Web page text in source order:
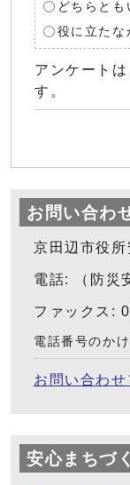
どちらとも
役に立たな
アンケート
す。
お問い合わ
京田辺市役
電話: （防災
ファックス:
電話番号のか
お問い合わせ
安心まちづ